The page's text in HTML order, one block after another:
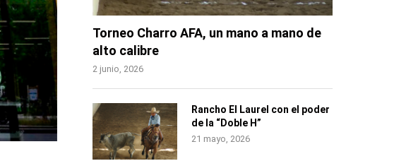
Torneo Charro AFA, un mano a mano de
alto calibre
2 junio, 2026
Rancho El Laurel con el poder
de la “Doble H”
21 mayo, 2026